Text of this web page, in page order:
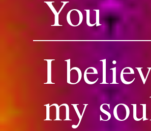
You
I
my